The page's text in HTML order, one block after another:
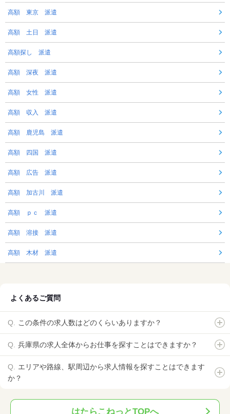
高額 東京 派遣
高額 土日 派遣
高額探し 派遣
高額 深夜 派遣
高額 女性 派遣
高額 収入 派遣
高額 鹿児島 派遣
高額 四国 派遣
高額 広告 派遣
高額 加古川 派遣
高額 ｐｃ 派遣
高額 溶接 派遣
高額 木材 派遣
よくあるご質問
この条件の求人数はどのくらいありますか？
兵庫県の求人全体からお仕事を探すことはできますか？
エリアや路線、駅周辺から求人情報を探すことはできます
か？
はたらこねっとTOPへ